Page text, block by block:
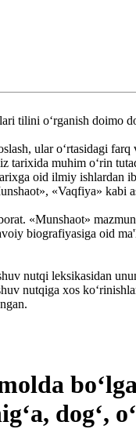
tilini o‘rganish doimo
ular o‘rtasidagi
tarixida muhim o‘rin
oid ilmiy
«Vaqfiya» kabi
«Munshaot»
biografiyasiga oid
nut­qi leksikasidan
nutqiga xos
dog‘,